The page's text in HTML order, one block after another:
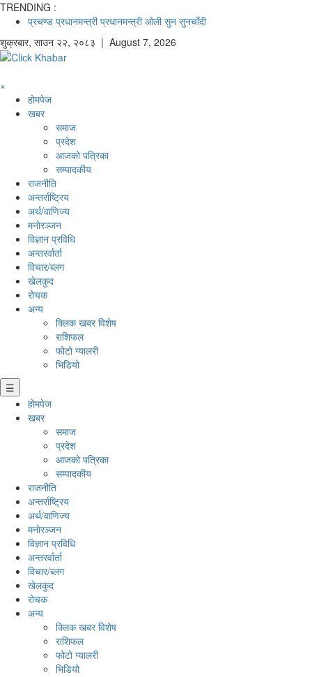
TRENDING :
प्रचण्ड प्रधानमन्त्री प्रधानमन्त्री ओली सुन सुनचाँदी
शुक्रबार, साउन २२, २०८३ | August 7, 2026
×
होमपेज
खबर
समाज
प्रदेश
आजको पत्रिका
सम्पादकीय
राजनीति
अन्तर्राष्ट्रिय
अर्थ/वाणिज्य
मनाेरञ्जन
विज्ञान प्रविधि
अन्तरर्वार्ता
विचार/ब्लग
खेलकुद
रोचक
अन्य
क्लिक खबर विशेष
राशिफल
फोटो ग्यालरी
भिडियो
☰
होमपेज
खबर
समाज
प्रदेश
आजको पत्रिका
सम्पादकीय
राजनीति
अन्तर्राष्ट्रिय
अर्थ/वाणिज्य
मनाेरञ्जन
विज्ञान प्रविधि
अन्तरर्वार्ता
विचार/ब्लग
खेलकुद
रोचक
अन्य
क्लिक खबर विशेष
राशिफल
फोटो ग्यालरी
भिडियो